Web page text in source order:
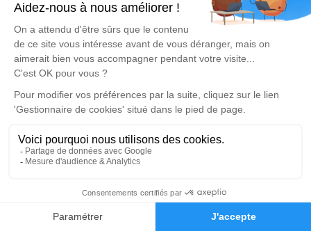
Faire-part Hommages
Un service de plantation d’arbre hommage estdisponible
lundi 02 février 2026 à 09h30
Eglise Notre-Dame-des-Marais de Montluel
12 Avenue Pierre Cormoreche